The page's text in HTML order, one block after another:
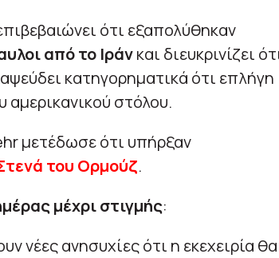
ότι εξαπολύθηκαν
από το Ιράνκαι διευκρινίζει
κατηγορηματικά ότι επλήγη
στόλου.
μετέδωσε ότι υπήρξαν
του Ορμούζ.
μέχρι στιγμής:
νέες ανησυχίες ότι η εκεχειρία θα